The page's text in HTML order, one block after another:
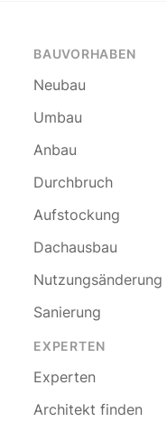
BAUVORHABEN
Neubau
Umbau
Anbau
Durchbruch
Aufstockung
Dachausbau
Nutzungsänderung
Sanierung
EXPERTEN
Experten
Architekt finden